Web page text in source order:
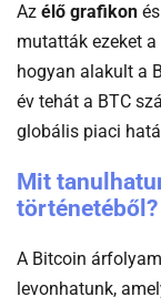
Az élő grafikon
mutatták ezeket
hogyan alakult a
év tehát a BTC
globális piaci
Mit
történetéből?
A Bitcoin
levonhatunk,